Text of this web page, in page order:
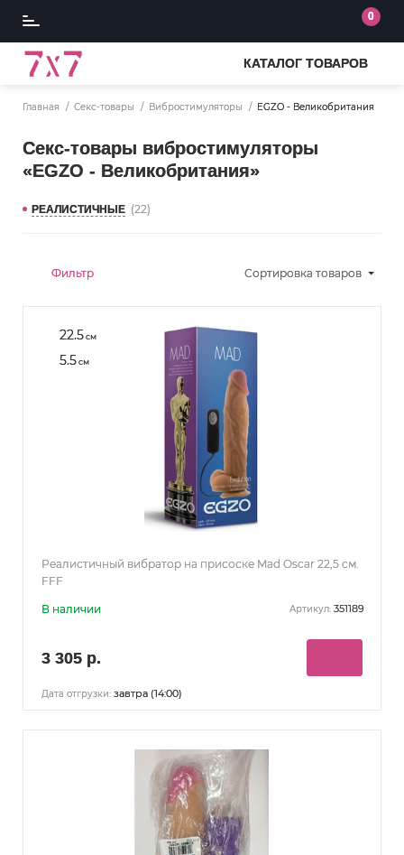
0
КАТАЛОГ ТОВАРОВ
Главная Секс-товары Вибростимуляторы EGZO - Великобритания
Секс-товары вибростимуляторы
«EGZO - Великобритания»
РЕАЛИСТИЧНЫЕ (22)
Фильтр Сортировка товаров
22.5см
5.5см
Реалистичный вибратор на присоске Mad Oscar 22,5 см.
FFF
В наличии Артикул: 351189
3 305 р.
Дата отгрузки: завтра (14:00)